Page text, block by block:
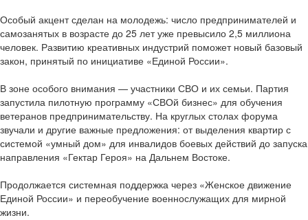
Особый акцент сделан на молодежь: число предпринимателей и
самозанятых в возрасте до 25 лет уже превысило 2,5 миллиона
человек. Развитию креативных индустрий поможет новый базовый
закон, принятый по инициативе «Единой России».
В зоне особого внимания — участники СВО и их семьи. Партия
запустила пилотную программу «СВОй бизнес» для обучения
ветеранов предпринимательству. На круглых столах форума
звучали и другие важные предложения: от выделения квартир с
системой «умный дом» для инвалидов боевых действий до запуска
направления «Гектар Героя» на Дальнем Востоке.
Продолжается системная поддержка через «Женское движение
Единой России» и переобучение военнослужащих для мирной
жизни.